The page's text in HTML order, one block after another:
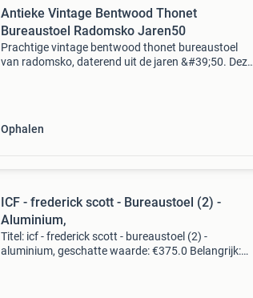
Antieke Vintage Bentwood Thonet
Bureaustoel Radomsko Jaren50
Prachtige vintage bentwood thonet bureaustoel
van radomsko, daterend uit de jaren &#39;50. Deze
Ophalen
ICF - frederick scott - Bureaustoel (2) -
Aluminium,
Titel: icf - frederick scott - bureaustoel (2) -
aluminium, geschatte waarde: €375.0 Belangrijk: